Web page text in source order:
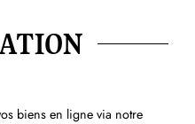
biens en ligne via notre